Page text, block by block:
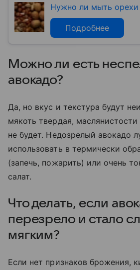
Нужно ли мыть орехи
Подробнее
Можно ли есть
авокадо?
Да, но вкус и текстура будут
мякоть твердая,
не будет. Недозрелый авокадо
использовать в термически
(запечь, пожарить) или очень
салат.
Что делать, если
перезрело и стало
мягким?
Если нет признаков брожения,